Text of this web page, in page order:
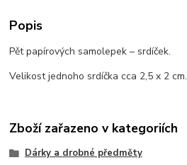
Popis
Pět papírových samolepek – srdíček.
Velikost jednoho srdíčka cca 2,5 x 2 cm.
Zboží zařazeno v kategoriích
Dárky a drobné předměty